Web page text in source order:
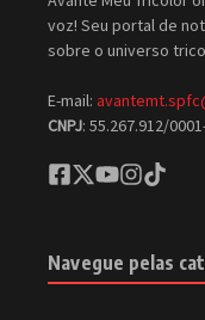
voz! Seu portal de
sobre o universo
E-mail:
CNPJ: 55.267.912/
Navegue pelas